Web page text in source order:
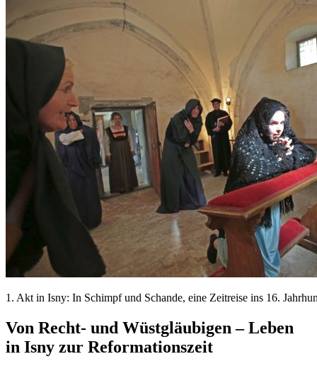
1. Akt in Isny: In Schimpf und Schande, eine Zeitreise ins 16.
Von Recht- und Wüstgläubigen – Leben
in Isny zur Reformationszeit